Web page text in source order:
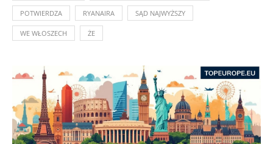
POTWIERDZA RYANAIRA SĄD NAJWYŻSZY
WE WŁOSZECH ŻE